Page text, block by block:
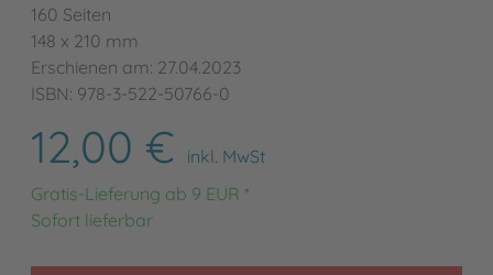
160 Seiten
148 x 210 mm
Erschienen am: 27.04.2023
ISBN: 978-3-522-50766-0
12,00 €
inkl. MwSt
Gratis-Lieferung ab 9 EUR *
Sofort lieferbar